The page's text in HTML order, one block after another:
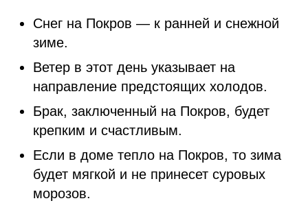
Снег на Покров — к ранней и снежной
зиме.
Ветер в этот день указывает на
направление предстоящих холодов.
Брак, заключенный на Покров, будет
крепким и счастливым.
Если в доме тепло на Покров, то зима
будет мягкой и не принесет суровых
морозов.